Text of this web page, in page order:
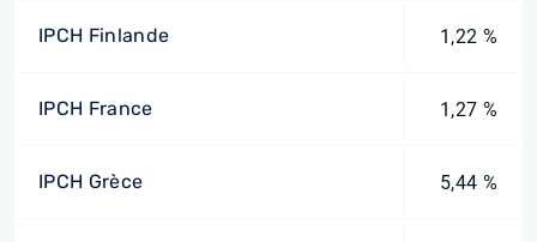
IPCH Finlande 1,22 %
IPCH France 1,27 %
IPCH Grèce 5,44 %